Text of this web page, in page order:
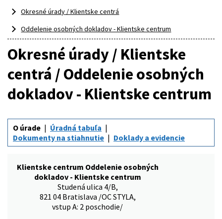
Okresné úrady / Klientske centrá
Oddelenie osobných dokladov - Klientske centrum
Okresné úrady / Klientske
centrá / Oddelenie osobných
dokladov - Klientske centrum
O úrade
Úradná tabuľa
Dokumenty na stiahnutie
Doklady a evidencie
Klientske centrum Oddelenie osobných
dokladov - Klientske centrum
Studená ulica 4/B,
821 04 Bratislava /OC STYLA,
vstup A: 2 poschodie/